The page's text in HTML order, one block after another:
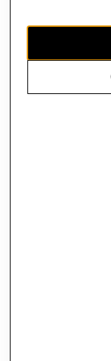
El contenido de esta